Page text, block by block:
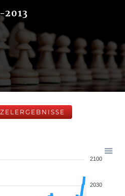
2013
2100
2030